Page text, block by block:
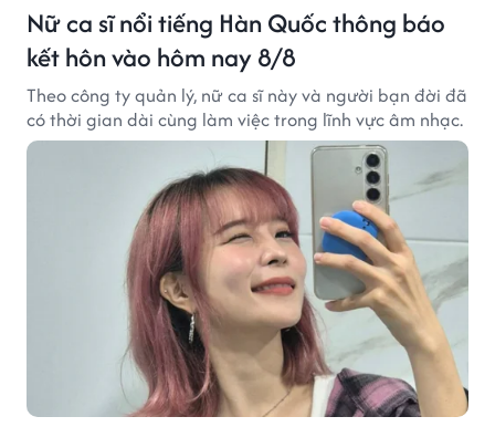
Nữ ca sĩ nổi tiếng Hàn Quốc thông báo
kết hôn vào hôm nay 8/8
Theo công ty quản lý, nữ ca sĩ này và người bạn đời đã
có thời gian dài cùng làm việc trong lĩnh vực âm nhạc.